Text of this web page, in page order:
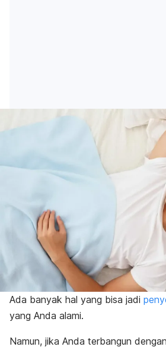
Ada banyak hal yang bisa jadi
yang Anda alami.
Namun, jika Anda terbangun